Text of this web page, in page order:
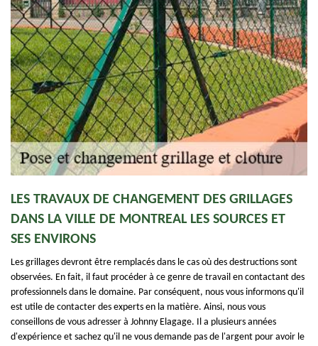
LES TRAVAUX DE CHANGEMENT DES GRILLAGES
DANS LA VILLE DE MONTREAL LES SOURCES ET
SES ENVIRONS
Les grillages devront être remplacés dans le cas où des destructions sont
observées. En fait, il faut procéder à ce genre de travail en contactant des
professionnels dans le domaine. Par conséquent, nous vous informons qu'il
est utile de contacter des experts en la matière. Ainsi, nous vous
conseillons de vous adresser à Johnny Elagage. Il a plusieurs années
d'expérience et sachez qu'il ne vous demande pas de l'argent pour avoir le